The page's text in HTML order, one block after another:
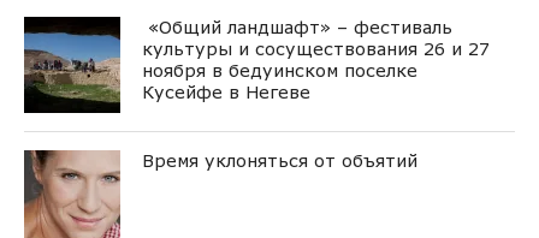
«Общий ландшафт» – фестиваль
культуры и сосуществования 26 и 27
ноября в бедуинском поселке
Кусейфе в Негеве
Время уклоняться от объятий